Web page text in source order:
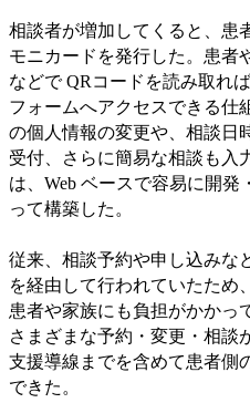
相談者が増加してくると、患
モニカードを発行した。患者
などで QRコードを読み取れ
フォームへアクセスできる仕
の個人情報の変更や、相談日
受付、さらに簡易な相談も入
は、Web ベースで容易に開発
って構築した。
従来、相談予約や申し込みな
を経由して行われていたため
患者や家族にも負担がかかっ
さまざまな予約・変更・相談
支援導線までを含めて患者側
できた。